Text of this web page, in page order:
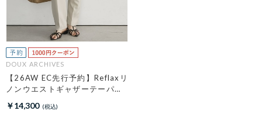
DOUX ARCHIVES
【26AW EC先行予約】Reflaxリ
ノンウエストギャザーテーパー
￥14,300